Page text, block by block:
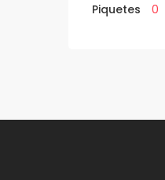
Piquetes
0